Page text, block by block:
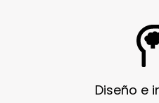
En Vigar, valoramos la
en nosotros al elegir
ello, trabajamos para
Diseño e